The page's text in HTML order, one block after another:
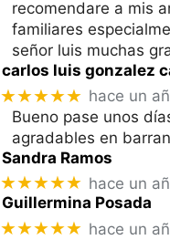
recomendare a mis
familiares
señor luis muchas
carlos luis gonzalez
★★★★★ hace un
Bueno pase unos
agradables en
Sandra Ramos
★★★★★ hace un
Guillermina Posada
★★★★★ hace un